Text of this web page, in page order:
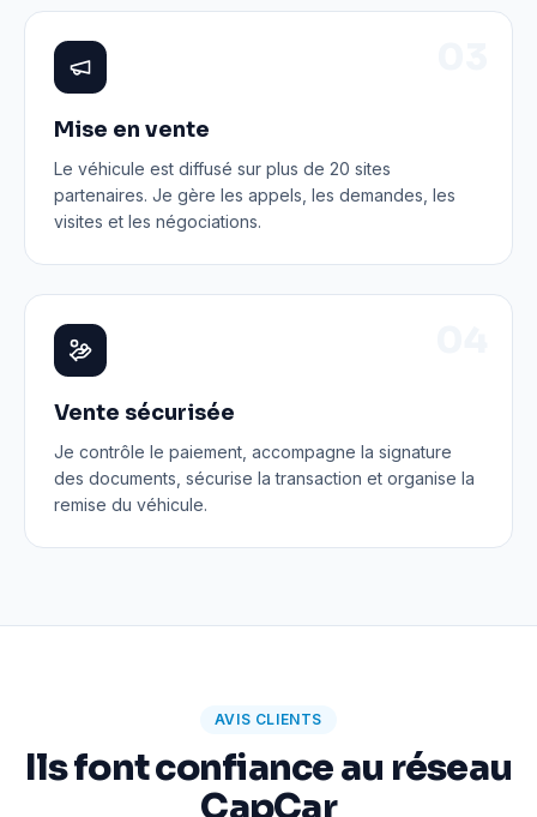
Mise en vente
Le véhicule est diffusé sur plus de 20 sites
partenaires. Je gère les appels, les demandes, les
visites et les négociations.
Vente sécurisée
Je contrôle le paiement, accompagne la signature
des documents, sécurise la transaction et organise la
remise du véhicule.
AVIS CLIENTS
Ils font confiance au réseau
CapCar